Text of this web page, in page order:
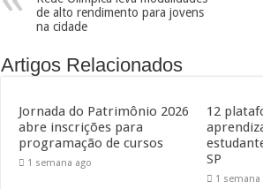
de alto rendimento para jovens
na cidade
Artigos Relacionados
Jornada do Patrimônio 2026
abre inscrições para
programação de cursos
1 semana ago
12
SP
1 semana